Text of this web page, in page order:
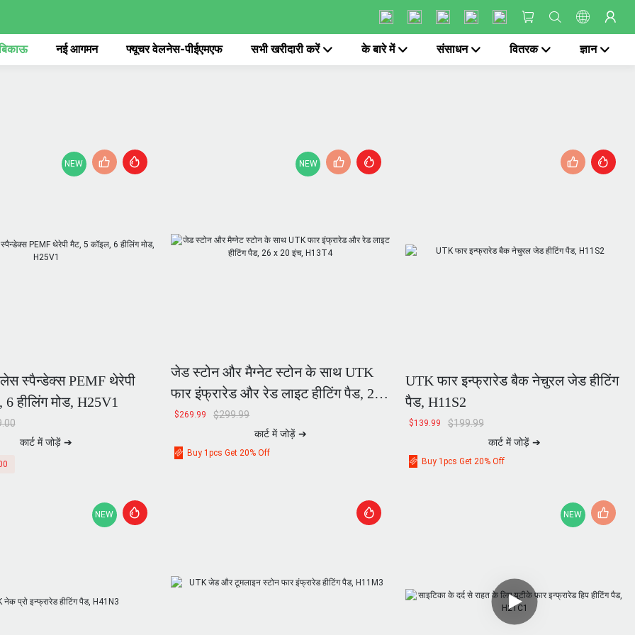
नई आगमन फ्यूचर वेलनेस-पीईएमएफ सभी खरीदारी करें के बारे में संसाधन वितरक ज्ञान
NEW
स्पैन्डेक्स PEMF थेरेपी
हीलिंग मोड, H25V1
कार्ट में जोड़ें ➔
NEW
जेड स्टोन और मैग्नेट स्टोन के साथ UTK
फार इंफ्रारेड और रेड लाइट हीटिंग पैड, 26
x 20 इंच, H13T4
Buy 1pcs Get 20% Off
$269.99 $299.99
कार्ट में जोड़ें ➔
UTK फार इन्फ्रारेड बैक नेचुरल जेड हीटिंग
पैड, H11S2
Buy 1pcs Get 20% Off
$139.99 $199.99
कार्ट में जोड़ें ➔
NEW NEW